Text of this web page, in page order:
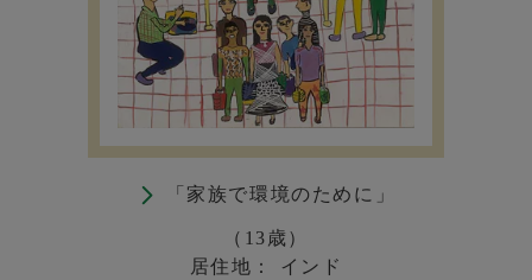
「家族で環境のために」
（13歳）
居住地： インド